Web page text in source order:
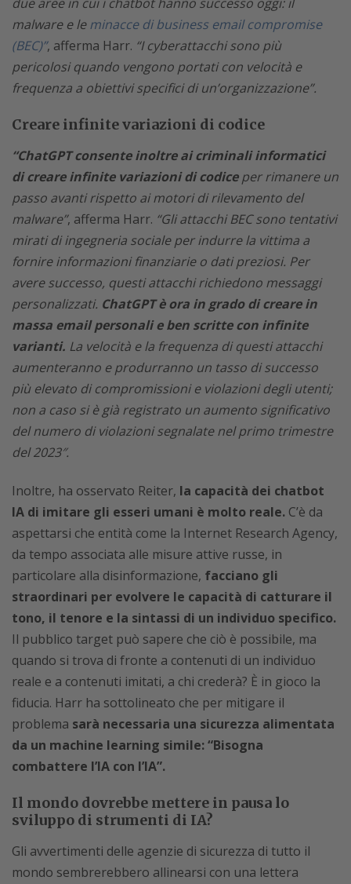
malware e leminacce di business email compromise
(BEC)”, afferma Harr. “I cyberattacchi sono più
pericolosi quando vengono portati con velocità e
frequenza a obiettivi specifici di un’organizzazione”.
Creare infinite variazioni di codice
“ChatGPT consente inoltre ai criminali informatici
di creare infinite variazioni di codiceper rimanere un
passo avanti rispetto ai motori di rilevamento del
malware”, afferma Harr. “Gli attacchi BEC sono tentativi
mirati di ingegneria sociale per indurre la vittima a
fornire informazioni finanziarie o dati preziosi. Per
avere successo, questi attacchi richiedono messaggi
personalizzati. ChatGPT è ora in grado di creare in
massa email personali e ben scritte con infinite
varianti. La velocità e la frequenza di questi attacchi
aumenteranno e produrranno un tasso di successo
più elevato di compromissioni e violazioni degli utenti;
non a caso si è già registrato un aumento significativo
del numero di violazioni segnalate nel primo trimestre
del 2023″.
Inoltre, ha osservato Reiter, la capacità dei chatbot
IA di imitare gli esseri umani è molto reale. C’è da
aspettarsi che entità come la Internet Research Agency,
da tempo associata alle misure attive russe, in
particolare alla disinformazione, facciano gli
straordinari per evolvere le capacità di catturare il
tono, il tenore e la sintassi di un individuo specifico.
Il pubblico target può sapere che ciò è possibile, ma
quando si trova di fronte a contenuti di un individuo
reale e a contenuti imitati, a chi crederà? È in gioco la
fiducia. Harr ha sottolineato che per mitigare il
problema sarà necessaria una sicurezza alimentata
da un machine learning simile: “Bisogna
combattere l’IA con l’IA”.
Il mondo dovrebbe mettere in pausa lo
sviluppo di strumenti di IA?
Gli avvertimenti delle agenzie di sicurezza di tutto il
mondo sembrerebbero allinearsi con una lettera